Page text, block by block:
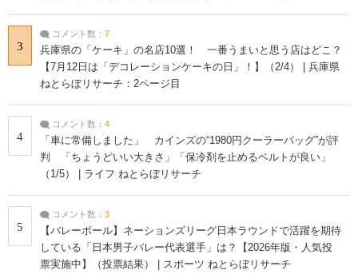
3
コメント数： 7
兵庫県の「ケーキ」の名店10選！ 一番うまいと思う店はどこ？
【7月12日は「デコレーションケーキの日」！】（2/4） | 兵庫県
ねとらぼリサーチ：2ページ目
4
コメント数： 4
「車に常備しました」 カインズの“1980円クーラーバッグ”が評
判 「ちょうどいい大きさ」「保冷剤を止めるベルトが良い」
（1/5） | ライフ ねとらぼリサーチ
5
コメント数： 3
【バレーボール】ネーションズリーグ日本ラウンドで活躍を期待
している「日本男子バレー代表選手」は？【2026年版・人気投
票実施中】（投票結果） | スポーツ ねとらぼリサーチ